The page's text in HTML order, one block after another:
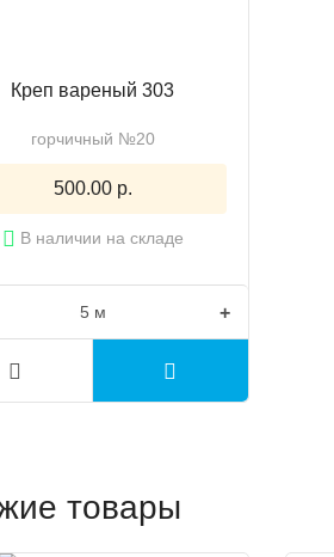
Креп вареный 303
горчичный №20
500.00 р.
В наличии на складе
+
товары